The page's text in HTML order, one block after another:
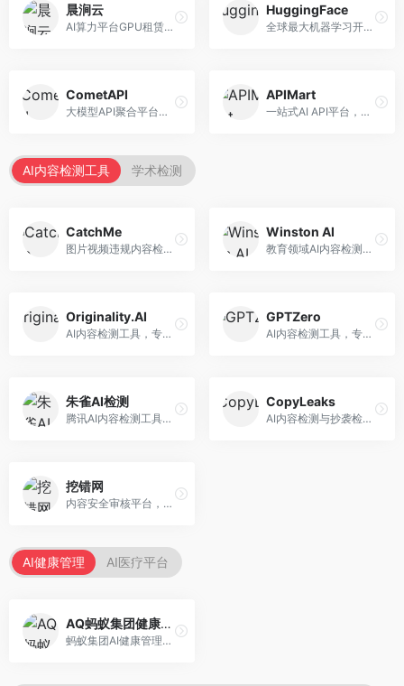
晨涧云
AI算力平台GPU租赁服务，专注于弹性算力。面向开发者和研究者，提供GPU租赁、弹性调度、成本优化等服务，算力灵活。
HuggingFace
全球最大机器学习开源社区，整合模型库与开发工具。面向AI研究者和开发者，提供开源模型、数据集、开发工具等资源，开源生态最完善。
CometAPI
大模型API聚合平台，整合多种AI模型服务。面向开发者，提供统一接口、模型切换、监控分析等服务，API管理便捷。
APIMart
一站式AI API平台，整合多种AI服务。面向开发者，提供模型API、图像处理、语音识别等服务，API种类丰富。
AI内容检测工具 学术检测
CatchMe
图片视频违规内容检测平台，专注于视觉内容安全。面向内容平台，提供图片审核、视频审核、直播监控等服务，视觉检测专业。
Winston AI
教育领域AI内容检测平台，专注于学术诚信。面向教育机构，提供AI内容检测、抄袭检测、报告生成等服务，教育适配性强。
Originality.AI
AI内容检测工具，专注于内容原创性验证。面向内容创作者和出版商，提供AI检测、抄袭检测、批量分析等服务，检测精度高。
GPTZero
AI内容检测工具，专注于AI生成文本识别。面向教育工作者和出版商，提供文本检测、批量分析、API接口等服务，检测准确率高。
朱雀AI检测
腾讯AI内容检测工具，专注于中文内容识别。面向中文用户，提供AI内容检测、文本分析、报告生成等服务，中文检测专业。
CopyLeaks
AI内容检测与抄袭检测平台，专注于内容原创性验证。面向教育机构和出版商，提供AI检测、抄袭检测、多语言支持等服务，检测全面。
挖错网
内容安全审核平台，专注于违规内容检测。面向企业和平台，提供内容审核、敏感词检测、风险预警等服务，安全审核专业。
AI健康管理 AI医疗平台
AQ蚂蚁集团健康管家
蚂蚁集团AI健康管理服务，专注于个人健康监测。面向个人用户，提供健康评估、慢病管理、健康建议等服务，健康管理便捷。